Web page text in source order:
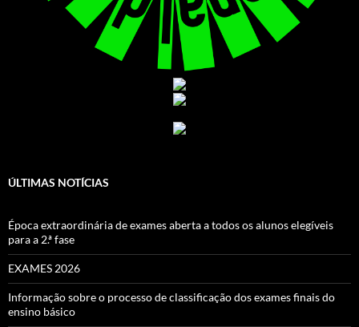
ÚLTIMAS NOTÍCIAS
Época extraordinária de exames aberta a todos os alunos elegíveis
para a 2.ª fase
EXAMES 2026
Informação sobre o processo de classificação dos exames finais do
ensino básico